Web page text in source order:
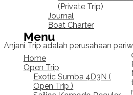
(Private Trip)
Journal
Boat Charter
Menu
Home
Open Trip
Exotic Sumba 4D3N (
Open Trip )
Anjani Trip adalah perusahaan